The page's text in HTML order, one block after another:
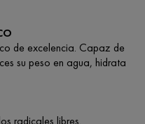
de excelencia. Capaz de
su peso en agua, hidrata
radicales libres.